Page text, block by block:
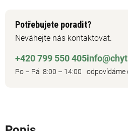
Potřebujete poradit?
Neváhejte nás kontaktovat.
+420 799 550 405
Po – Pá 8:00 – 14:00 odpovídáme